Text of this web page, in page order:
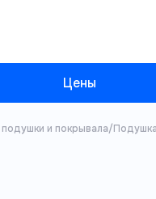
Цены
и покрывала/